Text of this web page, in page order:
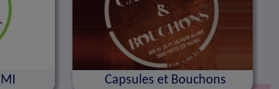
Capsules et Bouchons